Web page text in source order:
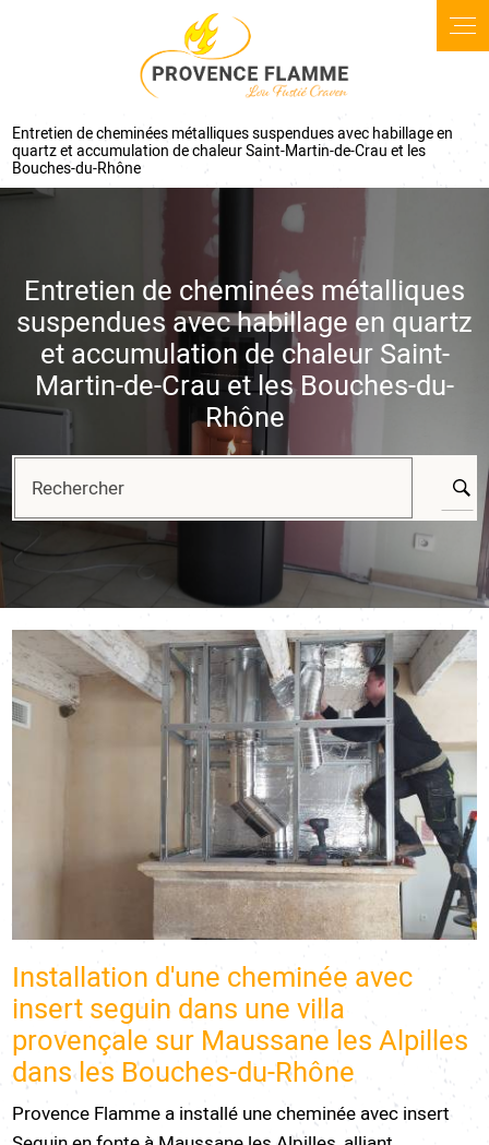
Entretien de cheminées métalliques suspendues avec habillage en
quartz et accumulation de chaleur Saint-Martin-de-Crau et les
Bouches-du-Rhône
Entretien de cheminées métalliques
suspendues avec habillage en quartz
et accumulation de chaleur Saint-
Martin-de-Crau et les Bouches-du-
Rhône
Rechercher
Installation d'une cheminée avec
insert seguin dans une villa
provençale sur Maussane les Alpilles
dans les Bouches-du-Rhône
Provence Flamme a installé une cheminée avec insert
Panneau de gestion des cookies